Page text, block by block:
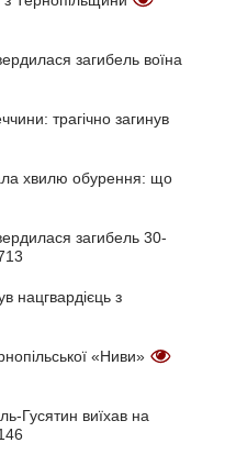
загибель воїна
трагічно загинув
хвилю обурення: що
загибель 30-
нацгвардієць з
«Ниви»
Гусятин виїхав на